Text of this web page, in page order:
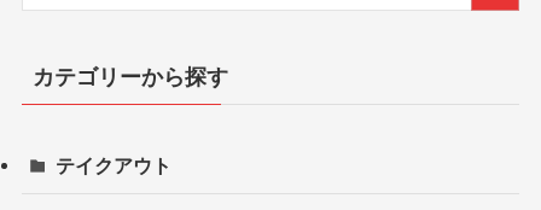
カテゴリーから探す
テイクアウト